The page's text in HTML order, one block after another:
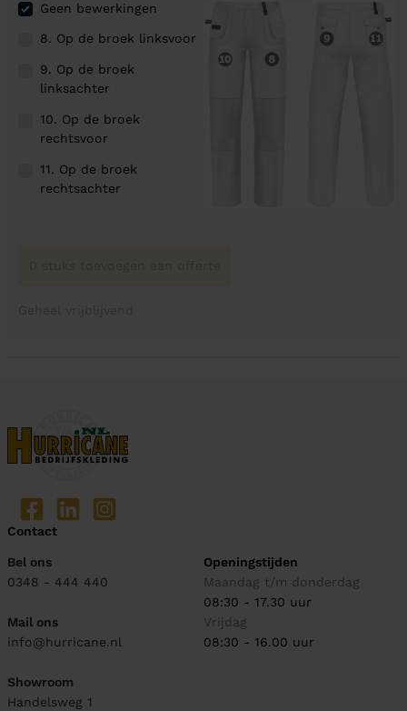
Geen bewerkingen
8. Op de broek linksvoor
9. Op de broek
linksachter
10. Op de broek
rechtsvoor
11. Op de broek
rechtsachter
Contact
Bel ons
0348 - 444 440
Mail ons
info@hurricane.nl
Showroom
Handelsweg 1
Openingstijden
Maandag t/m donderdag
08:30 - 17.30 uur
Vrijdag
08:30 - 16.00 uur